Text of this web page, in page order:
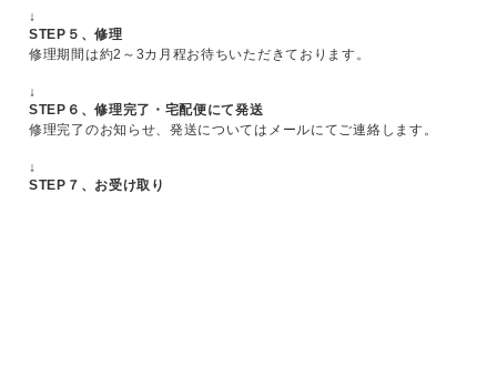
↓
STEP５、修理
修理期間は約2～3カ月程お待ちいただきております。
↓
STEP６、修理完了・宅配便にて発送
修理完了のお知らせ、発送についてはメールにてご連絡します。
↓
STEP７、お受け取り